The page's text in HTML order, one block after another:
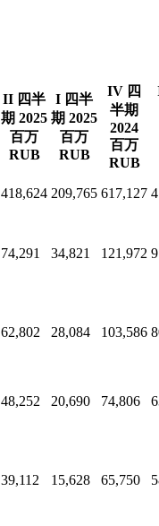
II 四半
期 2025
百万
RUB
I 四半
期 2025
百万
RUB
IV 四
半期
2024
百万
RUB
418,624 209,765 617,127
74,291 34,821 121,972
62,802 28,084 103,586
48,252 20,690 74,806
39,112 15,628 65,750